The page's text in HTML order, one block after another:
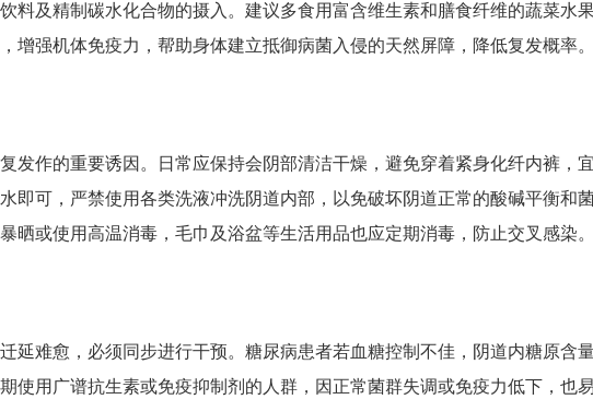
料及精制碳水化合物的摄入。建议多食用富含维生素和膳食纤维的蔬菜水
增强机体免疫力，帮助身体建立抵御病菌入侵的天然屏障，降低复发概率。
发作的重要诱因。日常应保持会阴部清洁干燥，避免穿着紧身化纤内裤，
即可，严禁使用各类洗液冲洗阴道内部，以免破坏阴道正常的酸碱平衡和
晒或使用高温消毒，毛巾及浴盆等生活用品也应定期消毒，防止交叉感染。
延难愈，必须同步进行干预。糖尿病患者若血糖控制不佳，阴道内糖原含
使用广谱抗生素或免疫抑制剂的人群，因正常菌群失调或免疫力低下，也